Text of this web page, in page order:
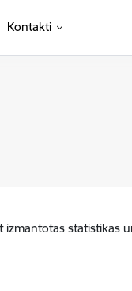
Kontakti
statistikas